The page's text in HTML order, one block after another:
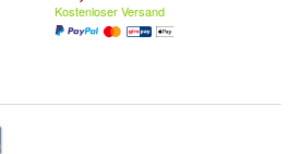
Kostenloser Versand